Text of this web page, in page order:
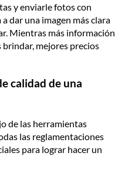
y enviarle fotos con
dar una imagen más clara
Mientras más información
brindar, mejores precios
calidad de una
de las herramientas
las reglamentaciones
para lograr hacer un